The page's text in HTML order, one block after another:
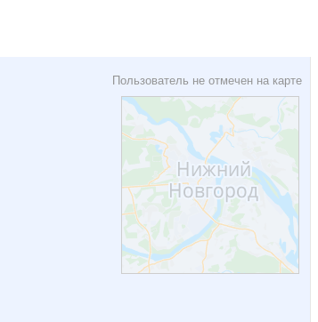
Пользователь не отмечен на карте